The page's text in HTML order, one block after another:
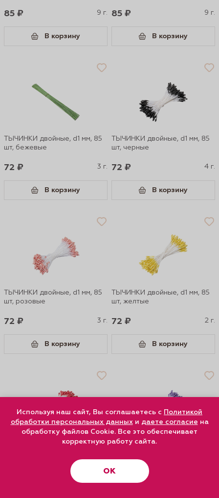
85 ₽ 9 г.
В корзину
85 ₽ 9 г.
В корзину
ТЫЧИНКИ двойные, d1 мм, 85
шт, бежевые
72 ₽ 3 г.
В корзину
ТЫЧИНКИ двойные, d1 мм, 85
шт, черные
72 ₽ 4 г.
В корзину
ТЫЧИНКИ двойные, d1 мм, 85
шт, розовые
72 ₽ 3 г.
В корзину
ТЫЧИНКИ двойные, d1 мм, 85
шт, желтые
72 ₽ 2 г.
В корзину
ТЫЧИНКИ двойные, d1 мм, 85
3 г.
ТЫЧИНКИ двойные, d1 мм, 85
72 ₽
Используя наш сайт, Вы соглашаетесь с Политикой
обработки персональных данныхи даете согласие на
обработку файлов Cookie. Все это обеспечивает
корректную работу сайта.
ОК